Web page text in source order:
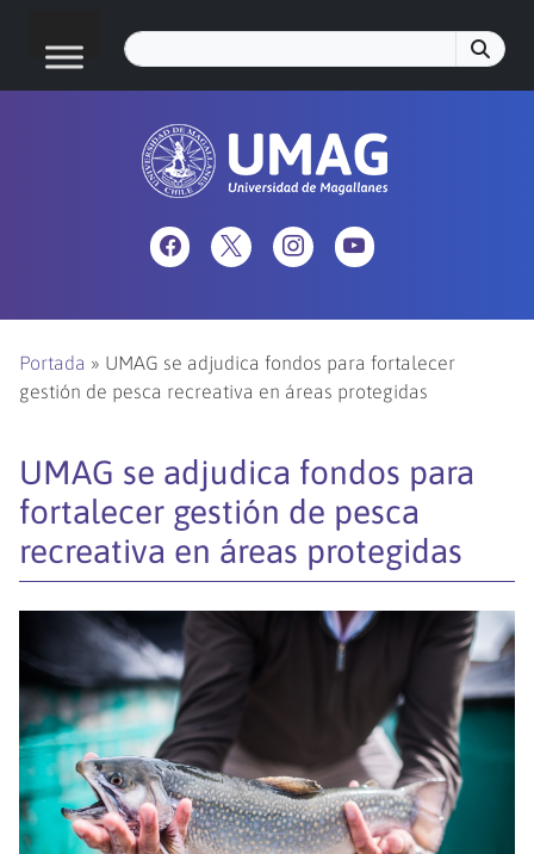
Portada » UMAG se adjudica fondos para fortalecer
gestión de pesca recreativa en áreas protegidas
UMAG se adjudica fondos para
fortalecer gestión de pesca
recreativa en áreas protegidas